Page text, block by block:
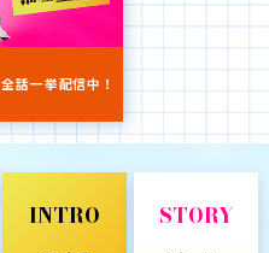
全話一挙配信中！
INTRO STORY